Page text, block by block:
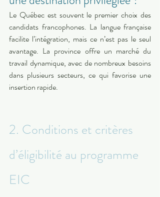
Le Québec est souvent le premier choix des
candidats francophones. La langue française
facilite l’intégration, mais ce n’est pas le seul
avantage. La province offre un marché du
travail dynamique, avec de nombreux besoins
dans plusieurs secteurs, ce qui favorise une
insertion rapide.
2. Conditions et critères
d’éligibilité au programme
EIC